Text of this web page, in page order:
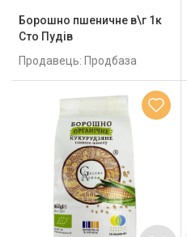
Борошно пшеничне в\г 1к
Сто Пудів
Продавець: Продбаза